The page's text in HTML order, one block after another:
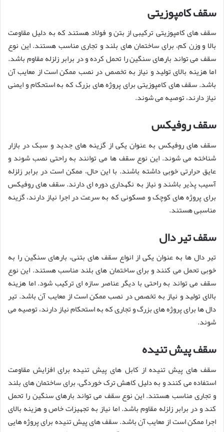
سقف کامپوزیتی
سقف های کامپوزیتی ترکیبی از بتن و فولاد هستند که به دلیل مقاومت
بالا و وزن کم، برای ساختمان های بلند و تجاری مناسب هستند. این نوع
سقف می تواند بارهای سنگین را تحمل کرده و در برابر زلزله مقاوم باشد.
اما هزینه بالای تولید و نیاز به تخصص در نصب ممکن است از معایب آن
باشد. سقف های کامپوزیتی برای پروژه های بزرگ که به استحکام و ایمنی
نیاز دارند، توصیه می شوند.
سقف روفیکس
سقف های روفیکس به عنوان یکی از گزینه های جدید و سبک در بازار
شناخته می شوند. این نوع سقف ها می توانند به راحتی نصب شوند و
عایق حرارتی خوبی داشته باشند. با این حال، ممکن است در برابر زلزله
آسیب پذیر باشند و نیاز به نگهداری دوره ای دارند. سقف های روفیکس
برای پروژه های کوچک و مسکونی که به سرعت در اجرا نیاز دارند، گزینه
مناسبی هستند.
سقف تیر دال
تیر دال ها به عنوان یکی از انواع سقف های بتنی، بارهای سنگین را به
خوبی تحمل می کنند و برای ساختمان های بلند مناسب هستند. این نوع
سقف می تواند به راحتی با دیگر عناصر سازه ای ترکیب شود. اما هزینه
بالای تولید و نیاز به تخصص در نصب ممکن است از معایب آن باشد. تیر
دال ها برای پروژه های بزرگ و تجاری که به استحکام نیاز دارند، توصیه می
شوند.
سقف پیش تنیده
سقف های پیش تنیده از کابل های پیش تنیده برای افزایش مقاومت
استفاده می کنند و به دلیل کاهش ترک خوردگی، برای ساختمان های بلند
و تجاری مناسب هستند. این نوع سقف می تواند بارهای سنگین را تحمل
کند و در برابر زلزله مقاوم باشد. اما نیاز به تجهیزات خاص و هزینه بالای
اجرا ممکن است از معایب آن باشد. سقف های پیش تنیده برای پروژه هایی